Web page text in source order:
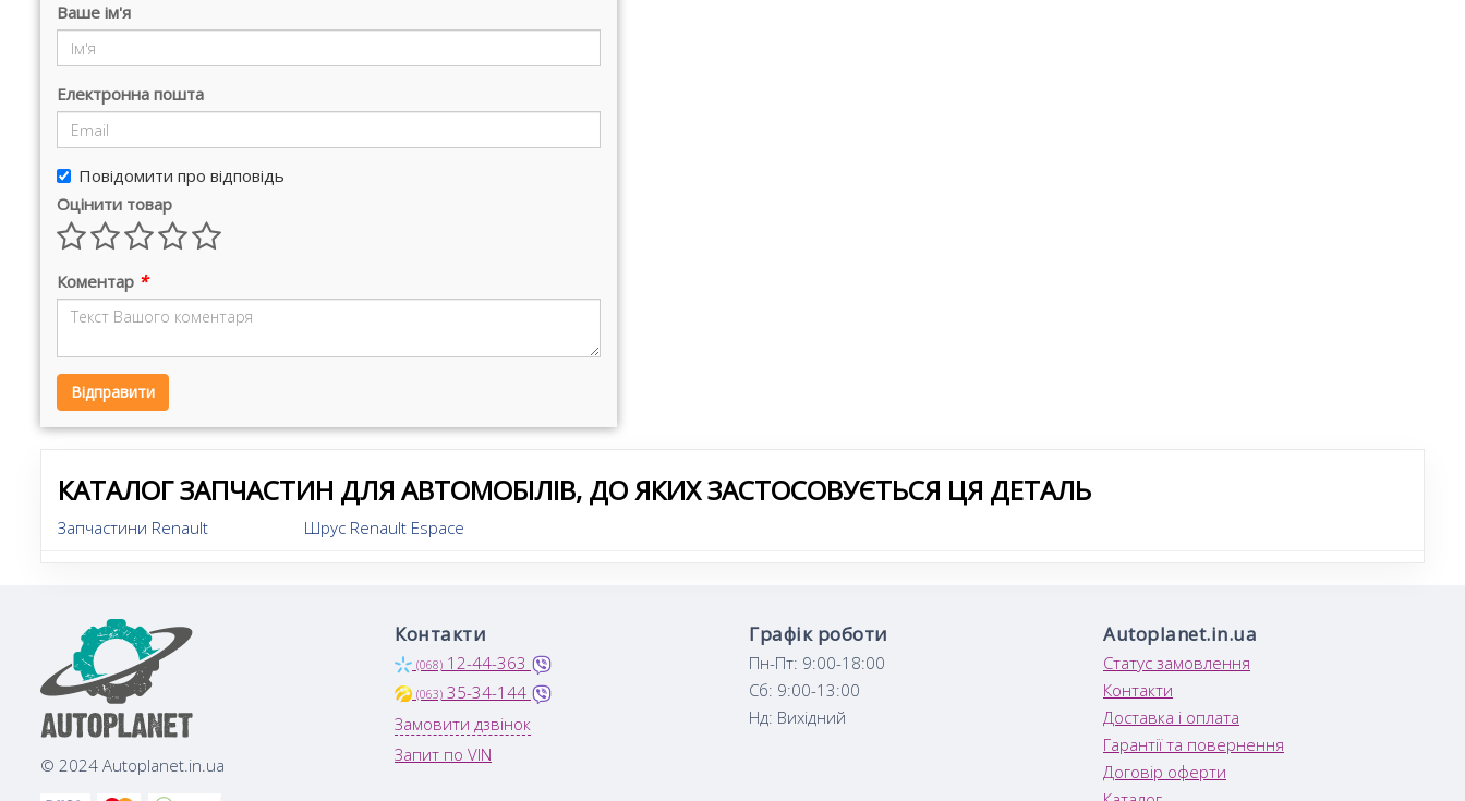
Ваше ім'я
Електронна пошта
Повідомити про відповідь
Оцінити товар
Коментар *
Відправити
КАТАЛОГ ЗАПЧАСТИН ДЛЯ АВТОМОБІЛІВ, ДО ЯКИХ ЗАСТОСОВУЄТЬСЯ ЦЯ ДЕТАЛЬ
Запчастини Renault Шрус Renault Espace
© 2024 Autoplanet.in.ua
Контакти
(068) 12-44-363
(063) 35-34-144
Замовити дзвінок
Запит по VIN
Графік роботи
Пн-Пт: 9:00-18:00
Сб: 9:00-13:00
Нд: Вихідний
Autoplanet.in.ua
Статус замовлення
Контакти
Доставка і оплата
Гарантії та повернення
Договір оферти